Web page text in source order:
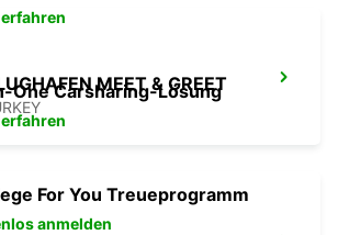
MEET & GREET
One Carsharing-Lösung
For You Treueprogramm
anmelden